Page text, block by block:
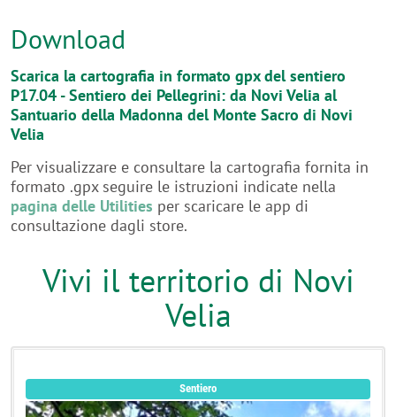
Download
Scarica la cartografia in formato gpx del sentiero
P17.04 - Sentiero dei Pellegrini: da Novi Velia al
Santuario della Madonna del Monte Sacro di Novi
Velia
Per visualizzare e consultare la cartografia fornita in
formato .gpx seguire le istruzioni indicate nella
pagina delle Utilities per scaricare le app di
consultazione dagli store.
Vivi il territorio di Novi
Velia
Sentiero